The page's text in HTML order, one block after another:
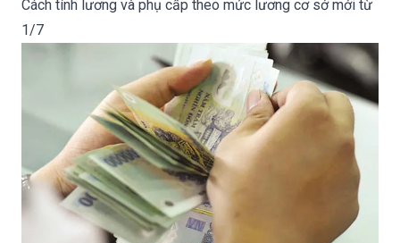
Bạn đọc
Cách tính lương và phụ cấp theo mức lương cơ sở mới từ